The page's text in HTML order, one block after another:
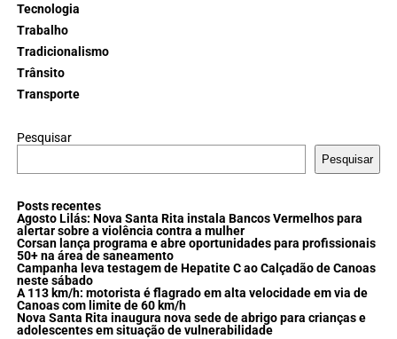
Tecnologia
Trabalho
Tradicionalismo
Trânsito
Transporte
Pesquisar
Pesquisar
Posts recentes
Agosto Lilás: Nova Santa Rita instala Bancos Vermelhos para
alertar sobre a violência contra a mulher
Corsan lança programa e abre oportunidades para profissionais
50+ na área de saneamento
Campanha leva testagem de Hepatite C ao Calçadão de Canoas
neste sábado
A 113 km/h: motorista é flagrado em alta velocidade em via de
Canoas com limite de 60 km/h
Nova Santa Rita inaugura nova sede de abrigo para crianças e
adolescentes em situação de vulnerabilidade